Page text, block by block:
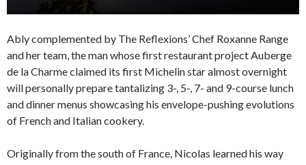
Ably complemented by The Reflexions’ Chef Roxanne Range
and her team, the man whose first restaurant project Auberge
de la Charme claimed its first Michelin star almost overnight
will personally prepare tantalizing 3-, 5-, 7- and 9-course lunch
and dinner menus showcasing his envelope-pushing evolutions
of French and Italian cookery.
Originally from the south of France, Nicolas learned his way